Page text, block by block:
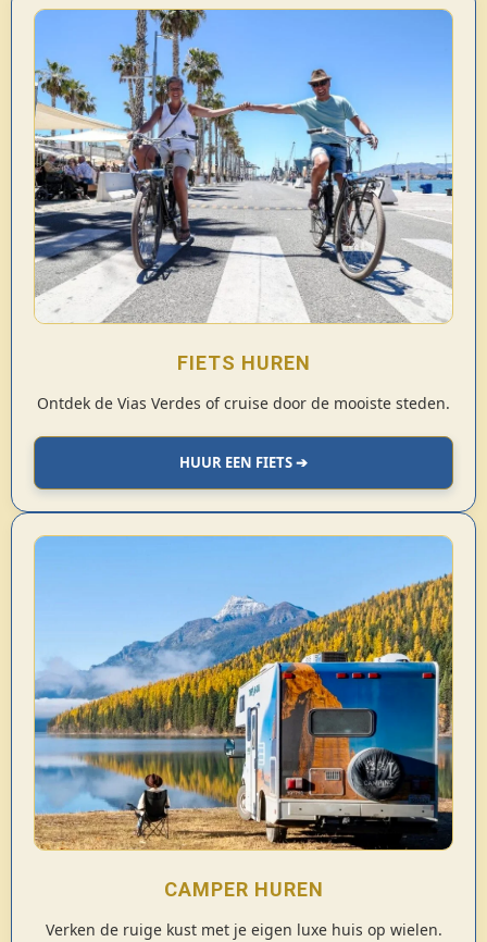
FIETS HUREN
Ontdek de Vias Verdes of cruise door de mooiste steden.
HUUR EEN FIETS ➔
CAMPER HUREN
Verken de ruige kust met je eigen luxe huis op wielen.